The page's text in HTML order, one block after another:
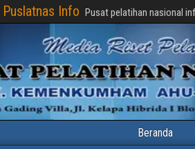
Puslatnas Info Pusat pelatihan nasional
Beranda